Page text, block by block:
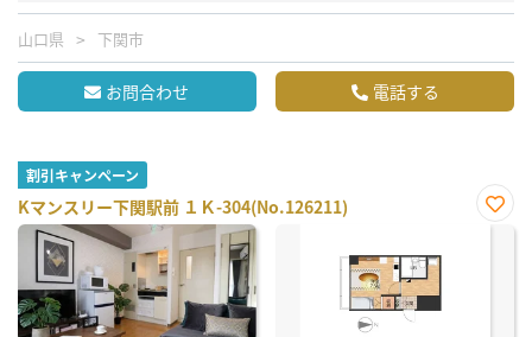
山口県 下関市
お問合わせ 電話する
割引キャンペーン
Kマンスリー下関駅前 １Ｋ-304(No.126211)
お気